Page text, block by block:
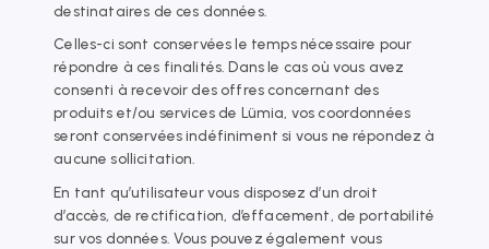
destinataires de ces données.
Celles-ci sont conservées le temps nécessaire pour
répondre à ces finalités. Dans le cas où vous avez
consenti à recevoir des offres concernant des
produits et/ou services de Lümia, vos coordonnées
seront conservées indéfiniment si vous ne répondez à
aucune sollicitation.
En tant qu’utilisateur vous disposez d’un droit
d’accès, de rectification, d’effacement, de portabilité
sur vos données. Vous pouvez également vous